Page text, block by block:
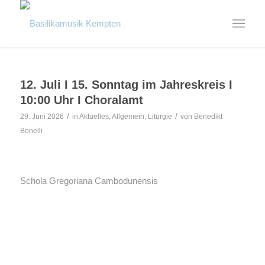
12. Juli I 15. Sonntag im Jahreskreis I
10:00 Uhr I Choralamt
29. Juni 2026 / in Aktuelles,Allgemein, Liturgie / von Benedikt
Bonelli
Schola Gregoriana Cambodunensis